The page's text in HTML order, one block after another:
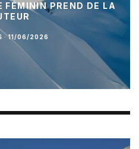
FÉMININ PREND DE LA
· 11/06/2026